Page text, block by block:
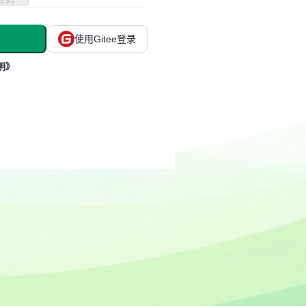
使用Gitee登录
》